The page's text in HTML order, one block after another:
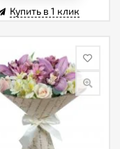
Купить в 1 клик